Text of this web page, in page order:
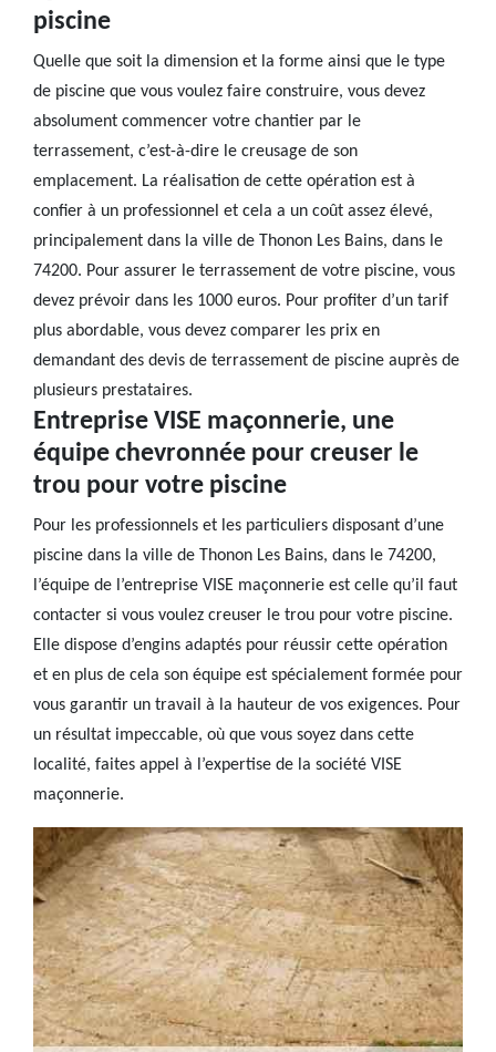
piscine
Quelle que soit la dimension et la forme ainsi que le type
de piscine que vous voulez faire construire, vous devez
absolument commencer votre chantier par le
terrassement, c’est-à-dire le creusage de son
emplacement. La réalisation de cette opération est à
confier à un professionnel et cela a un coût assez élevé,
principalement dans la ville de Thonon Les Bains, dans le
74200. Pour assurer le terrassement de votre piscine, vous
devez prévoir dans les 1000 euros. Pour profiter d’un tarif
plus abordable, vous devez comparer les prix en
demandant des devis de terrassement de piscine auprès de
plusieurs prestataires.
Entreprise VISE maçonnerie, une
équipe chevronnée pour creuser le
trou pour votre piscine
Pour les professionnels et les particuliers disposant d’une
piscine dans la ville de Thonon Les Bains, dans le 74200,
l’équipe de l’entreprise VISE maçonnerie est celle qu’il faut
contacter si vous voulez creuser le trou pour votre piscine.
Elle dispose d’engins adaptés pour réussir cette opération
et en plus de cela son équipe est spécialement formée pour
vous garantir un travail à la hauteur de vos exigences. Pour
un résultat impeccable, où que vous soyez dans cette
localité, faites appel à l’expertise de la société VISE
maçonnerie.